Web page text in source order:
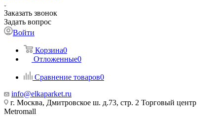
Заказать звонок
Задать вопрос
Войти
Корзина0
Отложенные0
Сравнение товаров0
info@elkaparket.ru
г. Москва, Дмитровское ш. д.73, стр. 2 Торговый центр
Metromall